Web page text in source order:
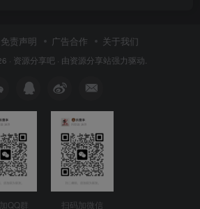
免责声明 广告合作 关于我们
· 资源分享吧 · 由资源分享站强力驱动.
QQ群 扫码加微信